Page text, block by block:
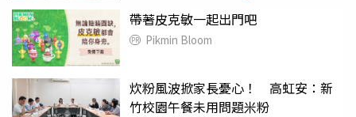
帶著皮克敏一起出門吧
Pikmin Bloom
炊粉風波掀家長憂心！ 高虹安：新
竹校園午餐未用問題米粉